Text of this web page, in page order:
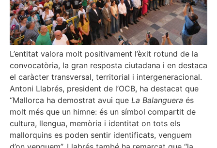
L’entitat valora molt positivament l’èxit rotund de la
convocatòria, la gran resposta ciutadana i en destaca
el caràcter transversal, territorial i intergeneracional.
Antoni Llabrés, president de l’OCB, ha destacat que
“Mallorca ha demostrat avui que La Balanguera és
molt més que un himne: és un símbol compartit de
cultura, llengua, memòria i identitat on tots els
mallorquins es poden sentir identificats, venguem